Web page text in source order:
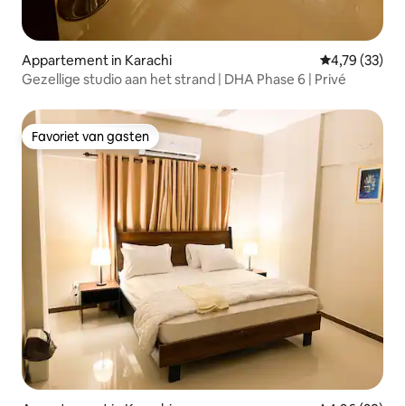
Appartement in Karachi Gemiddelde
4,79 (33)
Gezellige studio aan het strand | DHA Phase 6 | Privé
Favoriet van gasten
Favoriet van gasten